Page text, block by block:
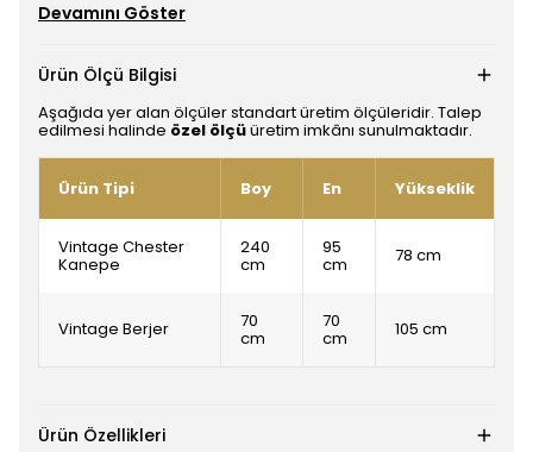
Devamını Göster
Ürün Ölçü Bilgisi
Aşağıda yer alan ölçüler standart üretim ölçüleridir. Talep
edilmesi halinde özel ölçüüretim imkânı sunulmaktadır.
Ürün Tipi Boy En Yükseklik
Vintage Chester
Kanepe
240
cm
95
cm 78 cm
Vintage Berjer 70
cm
70
cm 105 cm
Ürün Özellikleri